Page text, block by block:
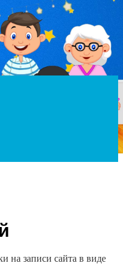
на записи сайта в виде